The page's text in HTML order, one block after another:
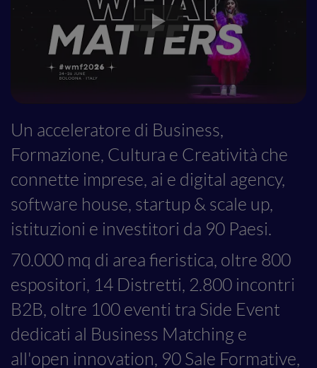
Un acceleratore di Business,
Formazione, Cultura e Creatività che
connette imprese, ai e digital agency,
software house, startup & scale up,
istituzioni e investitori da 90 Paesi.
70.000 mq di area fieristica, oltre 800
espositori, 14 Distretti, 2.800 incontri
B2B, oltre 100 eventi tra Side Event
dedicati al Business Matching e
all'open innovation, 90 Sale Formative,